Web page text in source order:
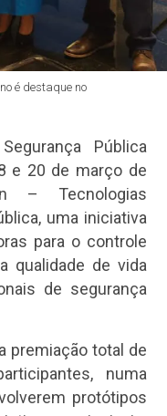
é destaque no
Pública
e 20 de março de
– Tecnologias
uma iniciativa
para o controle
qualidade de vida
de segurança
premiação total de
numa
protótipos